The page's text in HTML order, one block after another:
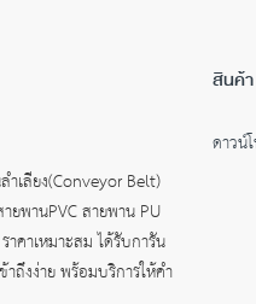
ำเลียง(Conveyor Belt)
พานPVC สายพาน PU
าคาเหมาะสม ได้รับการัน
ถึงง่าย พร้อมบริการให้คำ
สินค้า
ดาวน์